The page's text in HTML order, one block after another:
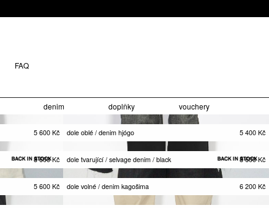
FAQ
denim doplňky vouchery
5 600 Kč dole oblé / denim hjógo 5 400 Kč
8 600Kč dole tvarující / selvage denim / black 8 600Kč
5 600 Kč dole volné / denim kagošima 6 200 Kč